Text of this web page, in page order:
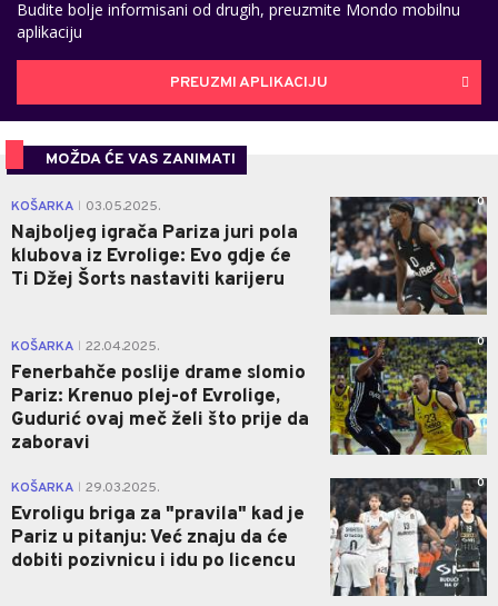
Budite bolje informisani od drugih, preuzmite Mondo mobilnu
aplikaciju
PREUZMI APLIKACIJU
MOŽDA ĆE VAS ZANIMATI
KOŠARKA 03.05.2025.
Najboljeg igrača Pariza juri pola
klubova iz Evrolige: Evo gdje će
Ti Džej Šorts nastaviti karijeru
0
KOŠARKA 22.04.2025.
Fenerbahče poslije drame slomio
Pariz: Krenuo plej-of Evrolige,
Gudurić ovaj meč želi što prije da
zaboravi
0
KOŠARKA 29.03.2025.
Evroligu briga za "pravila" kad je
Pariz u pitanju: Već znaju da će
dobiti pozivnicu i idu po licencu
0